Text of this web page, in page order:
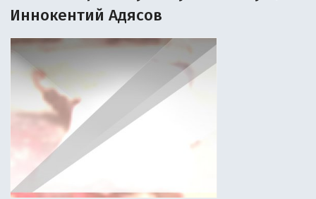
Иннокентий Адясов